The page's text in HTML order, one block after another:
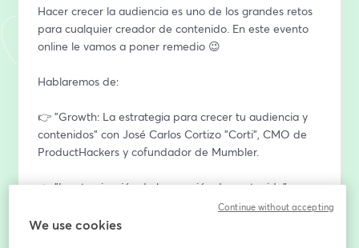
Hacer crecer la audiencia es uno de los grandes retos
para cualquier creador de contenido. En este evento
online le vamos a poner remedio 😉
Hablaremos de:
👉 "Growth: La estrategia para crecer tu audiencia y
contenidos" con José Carlos Cortizo "Corti", CMO de
ProductHackers y cofundador de Mumbler.
👉 "La atomización de la creación de contenido" con
Xavi Robles cofundador de Vizz Agency y fundador de
Eurogamer, DUX gaming y Splendid.
We use cookies
Continue without accepting